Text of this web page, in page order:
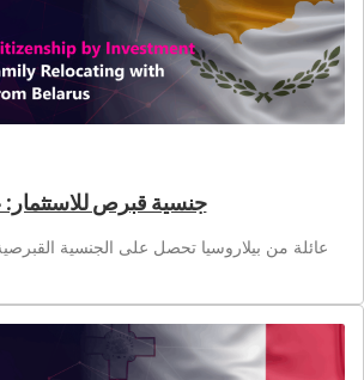
جنسية قبرص للاستثمار:
عائلة من بيلاروسيا تحصل على الجنسية